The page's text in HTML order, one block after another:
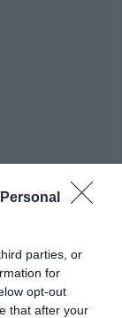
parties, or
for
opt-out
that after your
Vardag
Grillspett